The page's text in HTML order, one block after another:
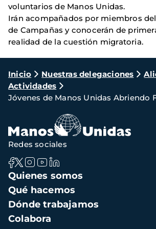
voluntarios de Manos Unidas.
Irán acompañados por miembros
de Campañas y conocerán de
realidad de la cuestión migratoria.
Ruta
de
navegación
Inicio Nuestras delegaciones
Actividades
Jóvenes de Manos Unidas Abriendo
Navegación
principal
Quienes somos
Qué hacemos
Dónde trabajamos
Colabora
Redes sociales